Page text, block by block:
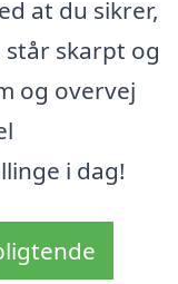
at du sikrer,
skarpt og
og overvej
i dag!